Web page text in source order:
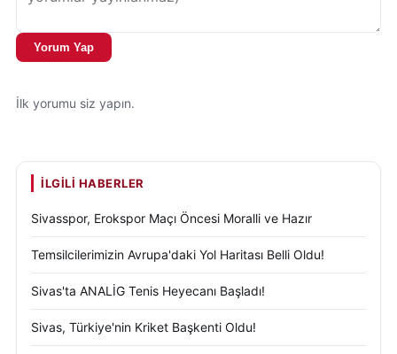
Yorum Yap
İlk yorumu siz yapın.
İLGILI HABERLER
Sivasspor, Erokspor Maçı Öncesi Moralli ve Hazır
Temsilcilerimizin Avrupa'daki Yol Haritası Belli Oldu!
Sivas'ta ANALİG Tenis Heyecanı Başladı!
Sivas, Türkiye'nin Kriket Başkenti Oldu!